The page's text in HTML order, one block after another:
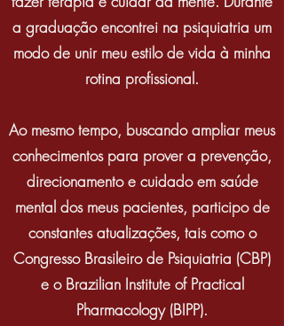
a graduação encontrei na psiquiatria um
modo de unir meu estilo de vida à minha
rotina profissional.
Ao mesmo tempo, buscando ampliar meus
conhecimentos para prover a prevenção,
direcionamento e cuidado em saúde
mental dos meus pacientes, participo de
constantes atualizações, tais como o
Congresso Brasileiro de Psiquiatria (CBP)
e o Brazilian Institute of Practical
Pharmacology (BIPP).